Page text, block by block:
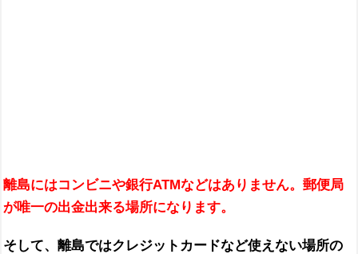
離島にはコンビニや銀行ATMなどはありません。郵便局
が唯一の出金出来る場所になります。
そして、離島ではクレジットカードなど使えない場所の